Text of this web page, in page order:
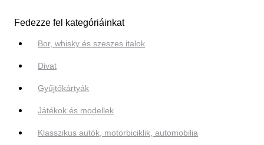
Fedezze fel kategóriáinkat
Bor, whisky és szeszes italok
Divat
Gyűjtőkártyák
Játékok és modellek
Klasszikus autók, motorbiciklik, automobilia